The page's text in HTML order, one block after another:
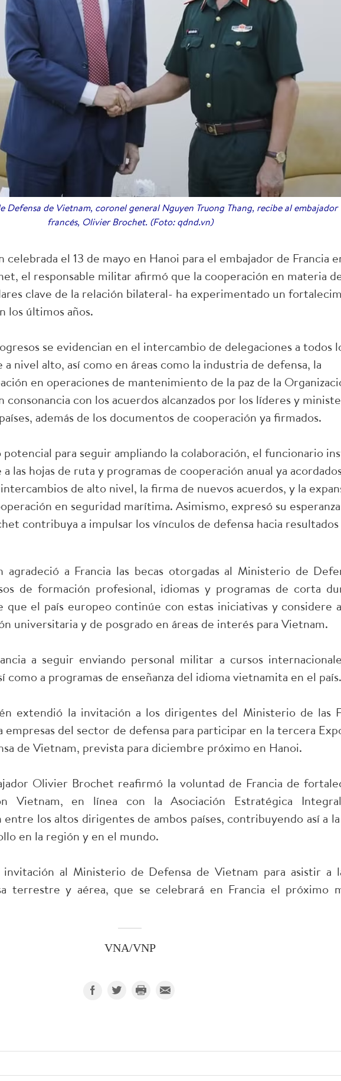
Defensa de Vietnam, coronel general Nguyen Truong Thang, recibe al embajador
francés, Olivier Brochet. (Foto: qdnd.vn)
el 13 de mayo en Hanoi para el embajador de Francia
el responsable militar afirmó que la cooperación en materia
clave de la relación bilateral- ha experimentado un
los últimos años.
se evidencian en el intercambio de delegaciones a todos
nivel alto, así como en áreas como la industria de defensa, la
en operaciones de mantenimiento de la paz de la
consonancia con los acuerdos alcanzados por los líderes y
además de los documentos de cooperación ya firmados.
potencial para seguir ampliando la colaboración, el funcionario
las hojas de ruta y programas de cooperación anual ya
de alto nivel, la firma de nuevos acuerdos, y la
en seguridad marítima. Asimismo, expresó su
contribuya a impulsar los vínculos de defensa hacia resultados
agradeció a Francia las becas otorgadas al Ministerio de
de formación profesional, idiomas y programas de corta
que el país europeo continúe con estas iniciativas y considere
universitaria y de posgrado en áreas de interés para Vietnam.
a seguir enviando personal militar a cursos
como a programas de enseñanza del idioma vietnamita en el país.
extendió la invitación a los dirigentes del Ministerio de las
empresas del sector de defensa para participar en la tercera
de Vietnam, prevista para diciembre próximo en Hanoi.
Olivier Brochet reafirmó la voluntad de Francia de
Vietnam, en línea con la Asociación Estratégica
los altos dirigentes de ambos países, contribuyendo así a la
en la región y en el mundo.
invitación al Ministerio de Defensa de Vietnam para asistir a
terrestre y aérea, que se celebrará en Francia el próximo
VNA/VNP